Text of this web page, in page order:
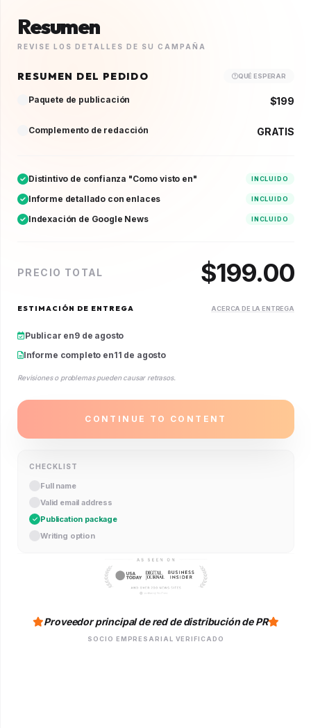
Resumen
REVISE LOS DETALLES DE SU CAMPAÑA
RESUMEN DEL PEDIDO QUÉ ESPERAR
Paquete de publicación $199
Complemento de redacción GRATIS
Distintivo de confianza "Como visto en" INCLUIDO
Informe detallado con enlaces INCLUIDO
Indexación de Google News INCLUIDO
PRECIO TOTAL $199.00
ESTIMACIÓN DE ENTREGA ACERCA DE LA ENTREGA
Publicar en9 de agosto
Informe completo en11 de agosto
Revisiones o problemas pueden causar retrasos.
CONTINUE TO CONTENT
CHECKLIST
Full name
Valid email address
Publication package
Writing option
Proveedor principal de red de distribución de PR
SOCIO EMPRESARIAL VERIFICADO